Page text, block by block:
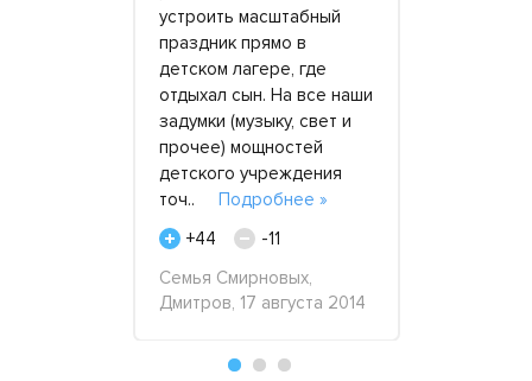
устроить масштабный
праздник прямо в
детском лагере, где
отдыхал сын. На все наши
задумки (музыку, свет и
прочее) мощностей
детского учреждения
точ.. Подробнее »
+44
-11
Семья Смирновых,
Дмитров, 17 августа 2014